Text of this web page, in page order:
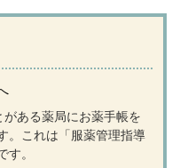
ある薬局にお薬手帳を
。これは「服薬管理指導
。